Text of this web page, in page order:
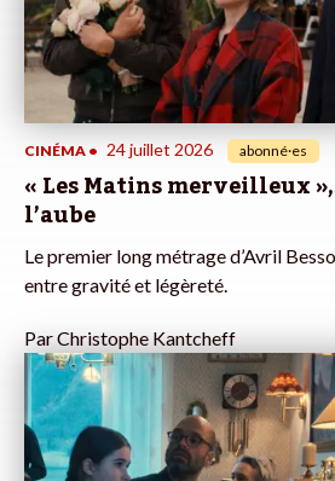
CINÉMA • 24 juillet 2026 abonné·es
« Les Matins merveilleux
l’aube
Le premier long métrage d’Avril
entre gravité et légèreté.
ParChristophe Kantcheff